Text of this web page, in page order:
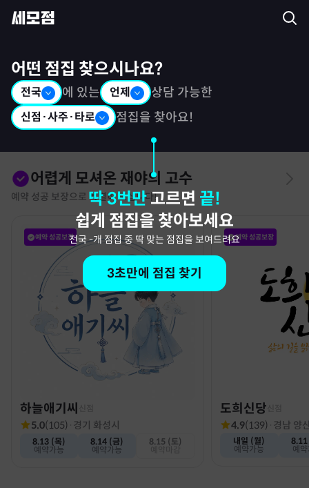
어떤 점집 찾으시나요?
전국 에 있는 언제 상담 가능한
신점·사주·타로 점집을 찾아요!
딱 3번만 고르면 끝!
쉽게 점집을 찾아보세요
전국-개 점집 중 딱 맞는 점집을 보여드려요
3초만에 점집 찾기
어렵게 모셔온 재야의 고수
예약 성공 보장으로 특별히 모십니다!
예약 성공보장
하늘애기씨
5.0(105) · 경기 화성시
8.13 (목)
예약가능
8.14 (금)
예약가능
8.15 (토)
예약 성공보장
도희신당
4.9(139) · 경남 양
내일 (월)
예약가능
예